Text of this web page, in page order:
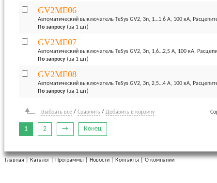
GV2ME06
Автоматический выключатель TeSys GV2, 3п, 1…1,6 А, 100 кА,
По запросу (за 1 шт)
GV2ME07
Автоматический выключатель TeSys GV2, 3п, 1,6…2,5 А, 100 кА,
По запросу (за 1 шт)
GV2ME08
Автоматический выключатель TeSys GV2, 3п, 2,5…4 А, 100 кА,
По запросу (за 1 шт)
Выбрать все / Сравнить / Добавить в корзину
1 2 → Конец
Главная | Каталог | Программы | Новости | Контакты | О компании